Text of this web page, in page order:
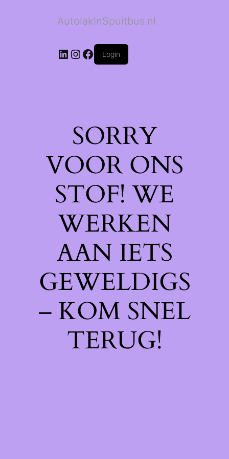
AutolakInSpuitbus.nl
LinkedIn
Instagram
Facebook
Login
SORRY
VOOR ONS
STOF! WE
WERKEN
AAN IETS
GEWELDIGS
– KOM SNEL
TERUG!